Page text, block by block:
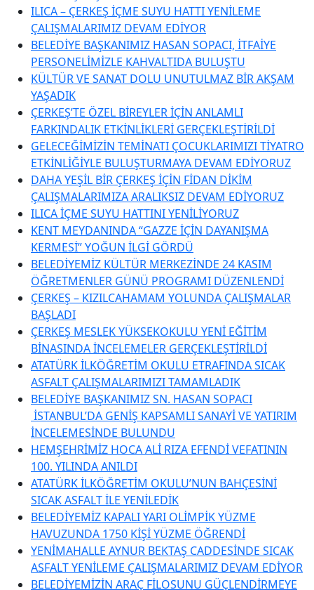
ILICA – ÇERKEŞ İÇME SUYU HATTI YENİLEME
ÇALIŞMALARIMIZ DEVAM EDİYOR
BELEDİYE BAŞKANIMIZ HASAN SOPACI, İTFAİYE
PERSONELİMİZLE KAHVALTIDA BULUŞTU
KÜLTÜR VE SANAT DOLU UNUTULMAZ BİR AKŞAM
YAŞADIK
ÇERKEŞ’TE ÖZEL BİREYLER İÇİN ANLAMLI
FARKINDALIK ETKİNLİKLERİ GERÇEKLEŞTİRİLDİ
GELECEĞİMİZİN TEMİNATI ÇOCUKLARIMIZI TİYATRO
ETKİNLİĞİYLE BULUŞTURMAYA DEVAM EDİYORUZ
DAHA YEŞİL BİR ÇERKEŞ İÇİN FİDAN DİKİM
ÇALIŞMALARIMIZA ARALIKSIZ DEVAM EDİYORUZ
ILICA İÇME SUYU HATTINI YENİLİYORUZ
KENT MEYDANINDA “GAZZE İÇİN DAYANIŞMA
KERMESİ” YOĞUN İLGİ GÖRDÜ
BELEDİYEMİZ KÜLTÜR MERKEZİNDE 24 KASIM
ÖĞRETMENLER GÜNÜ PROGRAMI DÜZENLENDİ
ÇERKEŞ – KIZILCAHAMAM YOLUNDA ÇALIŞMALAR
BAŞLADI
ÇERKEŞ MESLEK YÜKSEKOKULU YENİ EĞİTİM
BİNASINDA İNCELEMELER GERÇEKLEŞTİRİLDİ
ATATÜRK İLKÖĞRETİM OKULU ETRAFINDA SICAK
ASFALT ÇALIŞMALARIMIZI TAMAMLADIK
BELEDİYE BAŞKANIMIZ SN. HASAN SOPACI
İSTANBUL’DA GENİŞ KAPSAMLI SANAYİ VE YATIRIM
İNCELEMESİNDE BULUNDU
HEMŞEHRİMİZ HOCA ALİ RIZA EFENDİ VEFATININ
100. YILINDA ANILDI
ATATÜRK İLKÖĞRETİM OKULU’NUN BAHÇESİNİ
SICAK ASFALT İLE YENİLEDİK
BELEDİYEMİZ KAPALI YARI OLİMPİK YÜZME
HAVUZUNDA 1750 KİŞİ YÜZME ÖĞRENDİ
YENİMAHALLE AYNUR BEKTAŞ CADDESİNDE SICAK
ASFALT YENİLEME ÇALIŞMALARIMIZ DEVAM EDİYOR
BELEDİYEMİZİN ARAÇ FİLOSUNU GÜÇLENDİRMEYE